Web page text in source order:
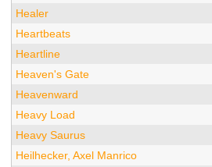
Healer
Heartbeats
Heartline
Heaven's Gate
Heavenward
Heavy Load
Heavy Saurus
Heilhecker, Axel Manrico